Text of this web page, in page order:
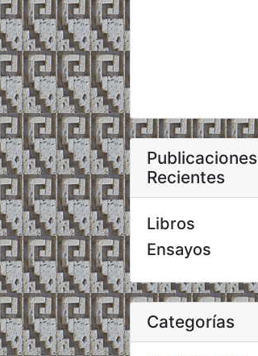
Publicaciones
Recientes
Libros
Ensayos
Categorías